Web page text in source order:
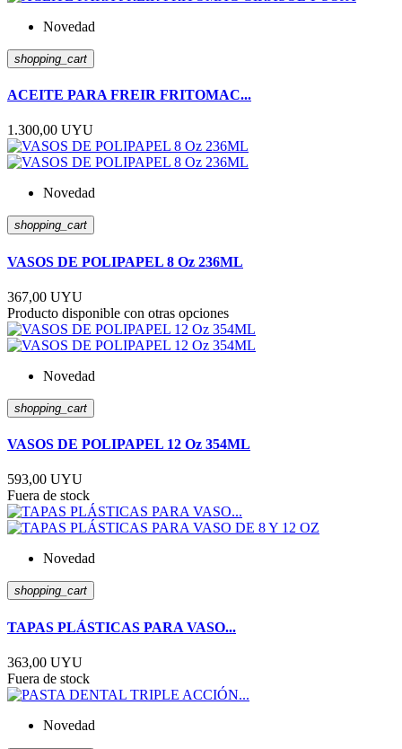
Novedad
shopping_cart
ACEITE PARA FREIR FRITOMAC...
1.300,00 UYU
Novedad
shopping_cart
VASOS DE POLIPAPEL 8 Oz 236ML
367,00 UYU
Producto disponible con otras opciones
Novedad
shopping_cart
VASOS DE POLIPAPEL 12 Oz 354ML
593,00 UYU
Fuera de stock
Novedad
shopping_cart
TAPAS PLÁSTICAS PARA VASO...
363,00 UYU
Fuera de stock
Novedad